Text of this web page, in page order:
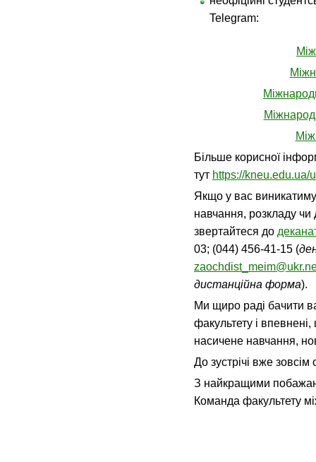
Telegram:
Більше корисної
тут https://kneu.edu.ua/
Якщо у вас
навчання, розкладу
звертайтеся до
03; (044) 456-41-15 (
дистанційна форма).
Ми щиро раді бачити
факультету і
насичене навчання,
До зустрічі вже зовсім
З найкращими
Команда факультету